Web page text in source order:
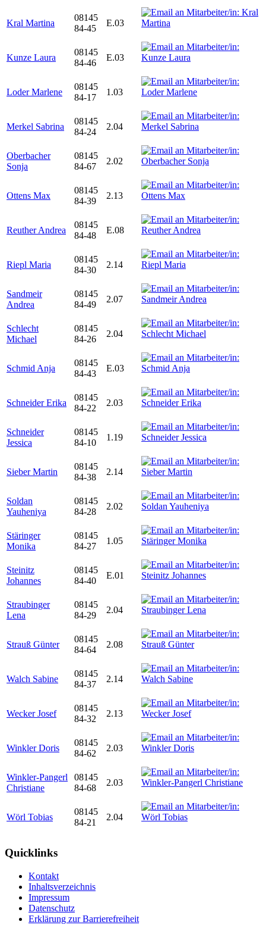
Kral Martina
08145
84-45
E.03
Kunze Laura
08145
84-46
E.03
Loder Marlene
08145
84-17
1.03
Merkel Sabrina
08145
84-24
2.04
Oberbacher
Sonja
08145
84-67
2.02
Ottens Max
08145
84-39
2.13
Reuther Andrea
08145
84-48
E.08
Riepl Maria
08145
84-30
2.14
Sandmeir
Andrea
08145
84-49
2.07
Schlecht
Michael
08145
84-26
2.04
Schmid Anja
08145
84-43
E.03
Schneider Erika
08145
84-22
2.03
Schneider
Jessica
08145
84-10
1.19
Sieber Martin
08145
84-38
2.14
Soldan
Yauheniya
08145
84-28
2.02
Stäringer
Monika
08145
84-27
1.05
Steinitz
Johannes
08145
84-40
E.01
Straubinger
Lena
08145
84-29
2.04
Strauß Günter
08145
84-64
2.08
Walch Sabine
08145
84-37
2.14
Wecker Josef
08145
84-32
2.13
Winkler Doris
08145
84-62
2.03
Winkler-Pangerl
Christiane
08145
84-68
2.03
Wörl Tobias
08145
84-21
2.04
Quicklinks
Kontakt
Inhaltsverzeichnis
Impressum
Datenschutz
Erklärung zur Barrierefreiheit